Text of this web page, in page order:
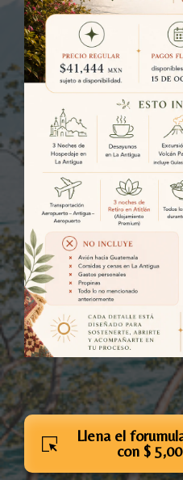
Llena el
con $